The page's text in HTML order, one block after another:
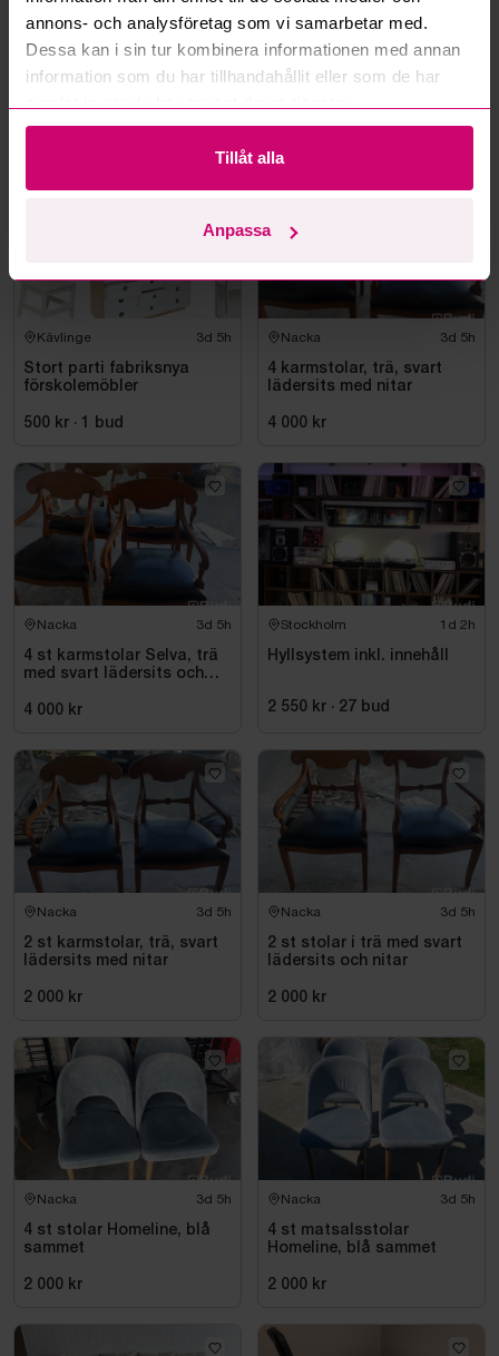
annons- och analysföretag som vi samarbetar med.
Dessa kan i sin tur kombinera informationen med annan
information som du har tillhandahållit eller som de har
Tillåt alla
Anpassa
Läs fler frågor och svar
Mer från samma kategori
Kävlinge 3d 5h
Stort parti fabriksnya
förskolemöbler
500 kr · bud
Nacka 3d 5h
4 karmstolar, trä, svart
lädersits med nitar
4 000 kr
Nacka 3d 5h
4 st karmstolar Selva, trä
med svart lädersits och
4 000 kr
Stockholm 1d 2h
Hyllsystem inkl. innehåll
2 550 kr · 27 bud
Nacka 3d 5h
2 st karmstolar, trä, svart
lädersits med nitar
2 000 kr
Nacka 3d 5h
2 st stolar i trä med svart
lädersits och nitar
2 000 kr
Nacka 3d 5h
4 st stolar Homeline, blå
sammet
2 000 kr
Nacka 3d 5h
4 st matsalsstolar
Homeline, blå sammet
2 000 kr